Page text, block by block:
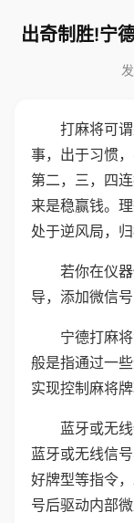
出奇制胜!宁
打麻将可
事，出于习惯
第二，三，四
来是稳赢钱。
处于逆风局，
若你在仪
导，添加微信
宁德打麻
般是指通过一
实现控制麻将
蓝牙或无
蓝牙或无线信
好牌型等指令
号后驱动内部